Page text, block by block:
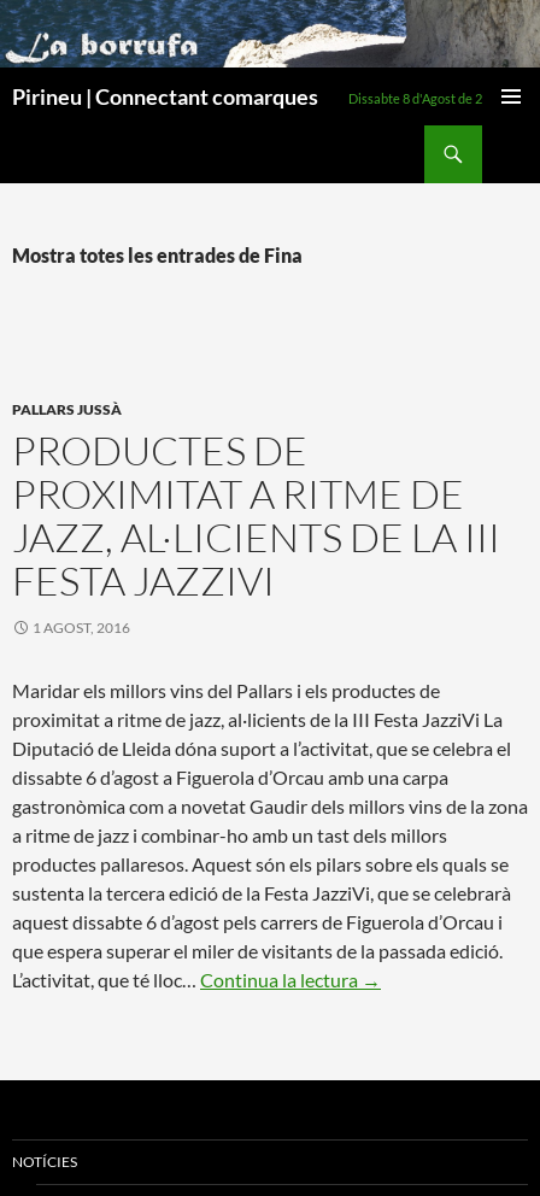
Pirineu | Connectant comarques Dissabte 8 d'Agost de 2026
Mostra totes les entrades de Fina
PALLARS JUSSÀ
PRODUCTES DE
PROXIMITAT A RITME DE
JAZZ, AL·LICIENTS DE LA III
FESTA JAZZIVI
1 AGOST, 2016
Maridar els millors vins del Pallars i els productes de
proximitat a ritme de jazz, al·licients de la III Festa JazziVi La
Diputació de Lleida dóna suport a l’activitat, que se celebra el
dissabte 6 d’agost a Figuerola d’Orcau amb una carpa
gastronòmica com a novetat Gaudir dels millors vins de la zona
a ritme de jazz i combinar-ho amb un tast dels millors
productes pallaresos. Aquest són els pilars sobre els quals se
sustenta la tercera edició de la Festa JazziVi, que se celebrarà
aquest dissabte 6 d’agost pels carrers de Figuerola d’Orcau i
que espera superar el miler de visitants de la passada edició.
L’activitat, que té lloc… Continua la lectura →
NOTÍCIES